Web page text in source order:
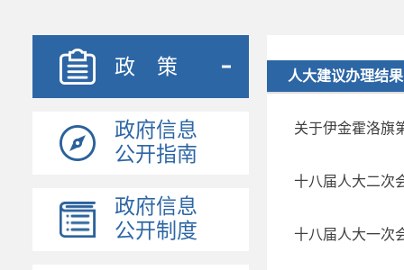
政 策
政府信息
公开指南
政府信息
公开制度
人大建议办理结果
关于伊金霍洛旗
十八届人大二次
十八届人大一次